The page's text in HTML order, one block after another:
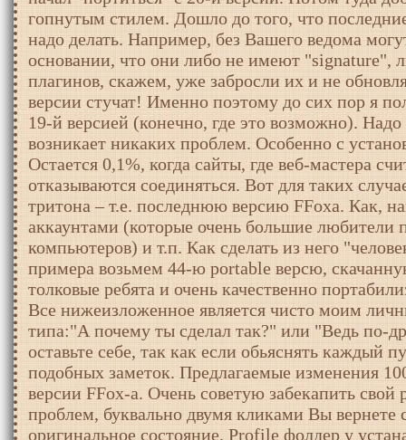
гопнутым стилем. Дошло до того, что
надо делать. Например, без Вашего ведома
основании, что они либо не имеют "signature",
плагинов, скажем, уже забросли их и не
версии стучат! Именно поэтому до сих пор я
19-й версией (конечно, где это возможно). Надо
возникает никаких проблем. Особенно с
Остается 0,1%, когда сайты, где веб-мастера
отказываются соединяться. Вот для таких
тритона – т.е. последнюю версию FFoxa. Как,
аккаунтами (которые очень большие любители
компьютеров) и т.п. Как сделать из него
примера возьмем 44-ю portable версю,
толковые ребята и очень качественно
Все нижеизложенное является чисто моим
типа:"А почему ты сделал так?" или "Ведь по-
оставьте себе, так как если обьяснять каждый
подобных заметок. Предлагаемые изменения
версии FFox-а. Очень советую забекапить
проблем, буквально двумя кликами Вы
оригинальное состояние. Profile фолдер у